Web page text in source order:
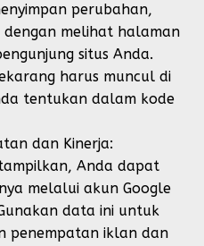
perubahan,
dengan melihat halaman
situs Anda.
harus muncul di
tentukan dalam kode
dan Kinerja:
Anda dapat
melalui akun Google
data ini untuk
penempatan iklan dan